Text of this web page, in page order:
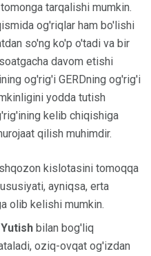
tarqalishi mumkin.
og'riqlar ham bo'lishi
so'ng ko'p o'tadi va bir
davom etishi
og'rig'i GERDning og'rig'i
yodda tutish
kelib chiqishiga
qilish muhimdir.
kislotasini tomoqqa
ayniqsa, erta
olib kelishi mumkin.
Yutish bilan bog'liq
oziq-ovqat og'izdan